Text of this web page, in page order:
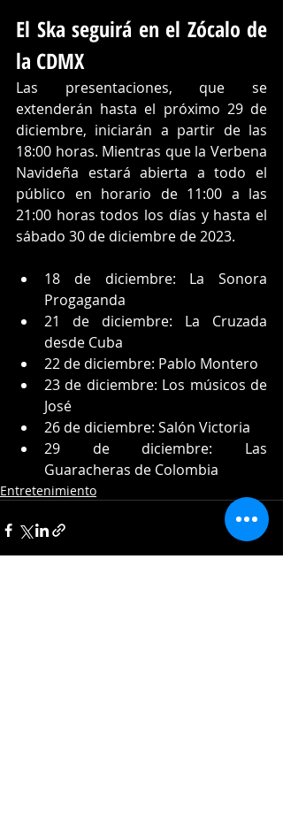
El Ska seguirá en el Zócalo de
la CDMX
Las presentaciones, que se
extenderán hasta el próximo 29 de
diciembre, iniciarán a partir de las
18:00 horas. Mientras que la Verbena
Navideña estará abierta a todo el
público en horario de 11:00 a las
21:00 horas todos los días y hasta el
sábado 30 de diciembre de 2023.
18 de diciembre: La Sonora
Progaganda
21 de diciembre: La Cruzada
desde Cuba
22 de diciembre: Pablo Montero
23 de diciembre: Los músicos de
José
26 de diciembre: Salón Victoria
29 de diciembre: Las
Guaracheras de Colombia
Entretenimiento